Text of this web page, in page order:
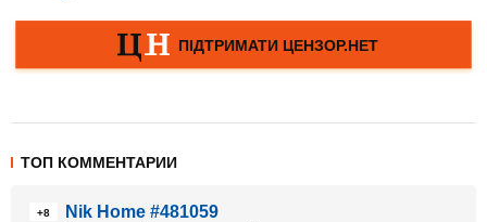
ТОП КОММЕНТАРИИ
+8
Nik Home #481059